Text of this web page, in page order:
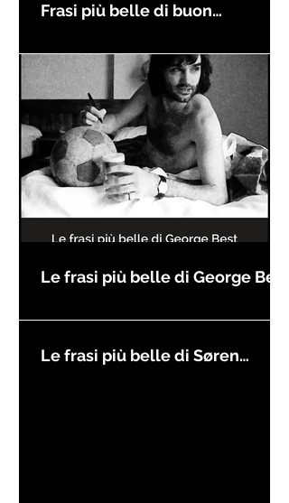
Frasi più belle di buon
Le frasi più belle di George Best
Le frasi più belle di Søren